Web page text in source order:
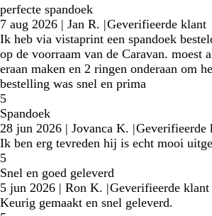
perfecte spandoek
7 aug 2026 | Jan R. |Geverifieerde klant
Ik heb via vistaprint een spandoek
op de voorraam van de Caravan. moest
eraan maken en 2 ringen onderaan om
bestelling was snel en prima
5
Spandoek
28 jun 2026 | Jovanca K. |Geverifieerde
Ik ben erg tevreden hij is echt mooi
5
Snel en goed geleverd
5 jun 2026 | Ron K. |Geverifieerde klant
Keurig gemaakt en snel geleverd.